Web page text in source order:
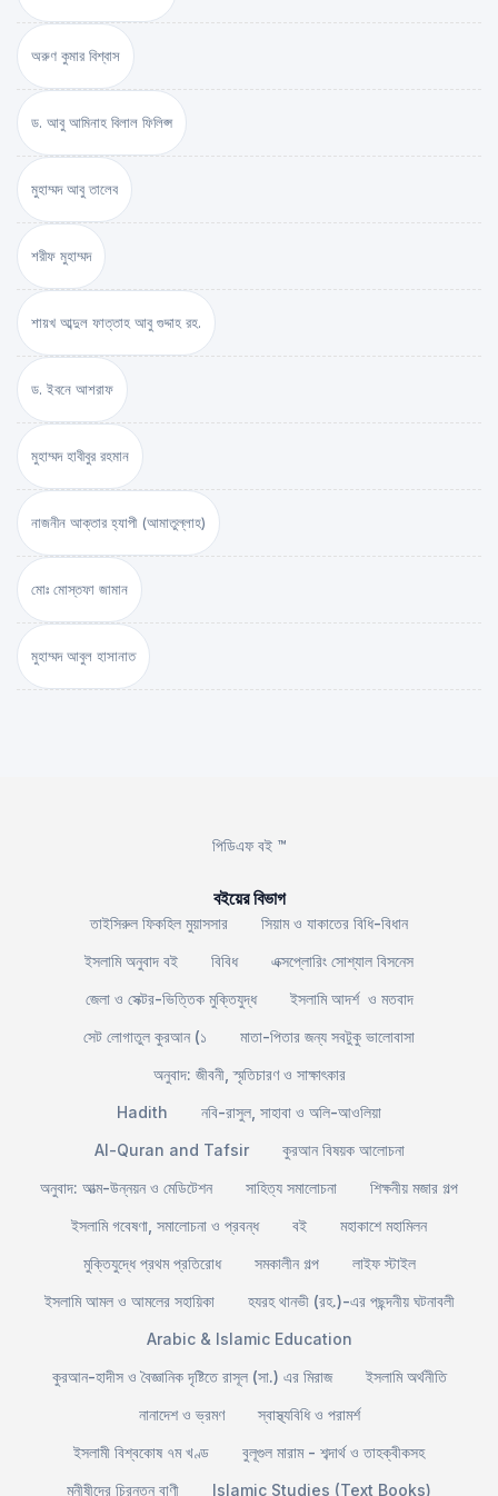
অরুণ কুমার বিশ্বাস
ড. আবু আমিনাহ বিলাল ফিলিপ্স
মুহাম্মদ আবু তালেব
শরীফ মুহাম্মদ
শায়খ আব্দুল ফাত্তাহ আবু গুদ্দাহ রহ.
ড. ইবনে আশরাফ
মুহাম্মদ হাবীবুর রহমান
নাজনীন আক্তার হ্যাপী (আমাতুল্লাহ)
মোঃ মোস্তফা জামান
মুহাম্মদ আবুল হাসানাত
পিডিএফ বই ™
বইয়ের বিভাগ
তাইসিরুল ফিকহিল মুয়াসসার
সিয়াম ও যাকাতের বিধি-বিধান
ইসলামি অনুবাদ বই
বিবিধ
এক্সপ্লোরিং সোশ্যাল বিসনেস
জেলা ও সেক্টর-ভিত্তিক মুক্তিযুদ্ধ
ইসলামি আদর্শ ও মতবাদ
সেট লোগাতুল কুরআন (১
মাতা-পিতার জন্য সবটুকু ভালোবাসা
অনুবাদ: জীবনী, স্মৃতিচারণ ও সাক্ষাৎকার
Hadith
নবি-রাসুল, সাহাবা ও অলি-আওলিয়া
Al-Quran and Tafsir
কুরআন বিষয়ক আলোচনা
অনুবাদ: আত্ম-উন্নয়ন ও মেডিটেশন
সাহিত্য সমালোচনা
শিক্ষনীয় মজার গল্প
ইসলামি গবেষণা, সমালোচনা ও প্রবন্ধ
বই
মহাকাশে মহামিলন
মুক্তিযুদ্ধে প্রথম প্রতিরোধ
সমকালীন গল্প
লাইফ স্টাইল
ইসলামি আমল ও আমলের সহায়িকা
হযরহ থানভী (রহ.)-এর পছন্দনীয় ঘটনাবলী
Arabic & Islamic Education
কুরআন-হাদীস ও বৈজ্ঞানিক দৃষ্টিতে রাসূল (সা.) এর মিরাজ
ইসলামি অর্থনীতি
নানাদেশ ও ভ্রমণ
স্বাস্থ্যবিধি ও পরামর্শ
ইসলামী বিশ্বকোষ ৭ম খণ্ড
বুলূগুল মারাম - শব্দার্থ ও তাহক্বীকসহ
মনীষীদের চিরন্তন বাণী
Islamic Studies (Text Books)